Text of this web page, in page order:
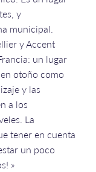
y
municipal.
y Accent
un lugar
otoño como
y las
a los
La
tener en cuenta
un poco
»